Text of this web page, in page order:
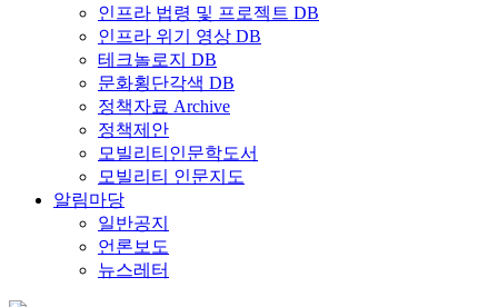
인프라 법령 및 프로젝트 DB
인프라 위기 영상 DB
테크놀로지 DB
문화횡단각색 DB
정책자료 Archive
정책제안
모빌리티인문학도서
모빌리티 인문지도
알림마당
일반공지
언론보도
뉴스레터